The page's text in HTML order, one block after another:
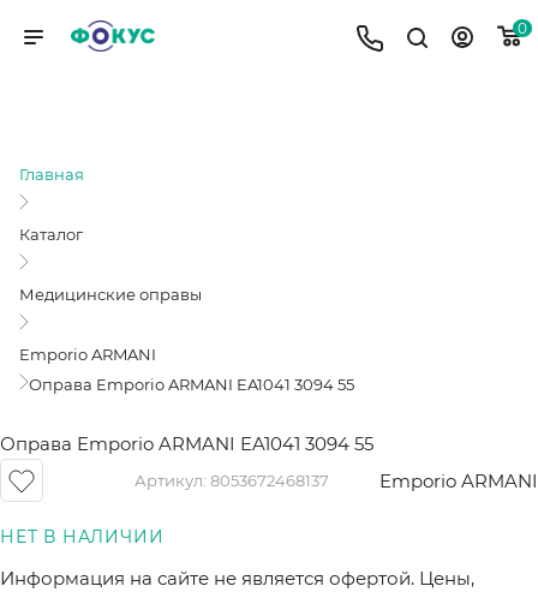
0
Главная
Каталог
Медицинские оправы
Emporio ARMANI
Оправа Emporio ARMANI EA1041 3094 55
Оправа Emporio ARMANI EA1041 3094 55
Артикул: 8053672468137 Emporio ARMANI
Информация на сайте не является офертой. Цены,